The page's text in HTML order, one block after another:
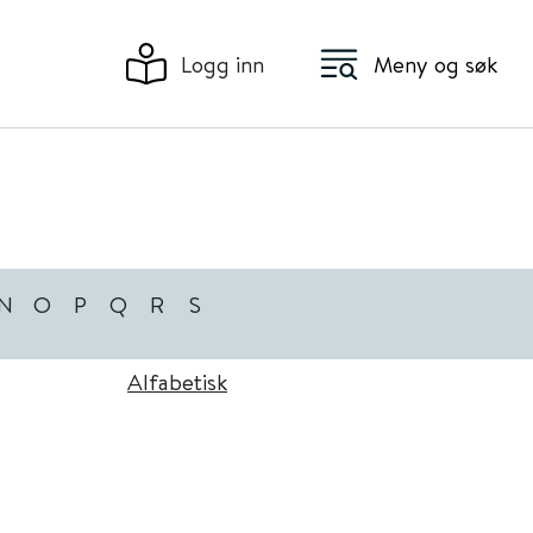
Logg inn Meny og søk
O P Q R S
Alfabetisk